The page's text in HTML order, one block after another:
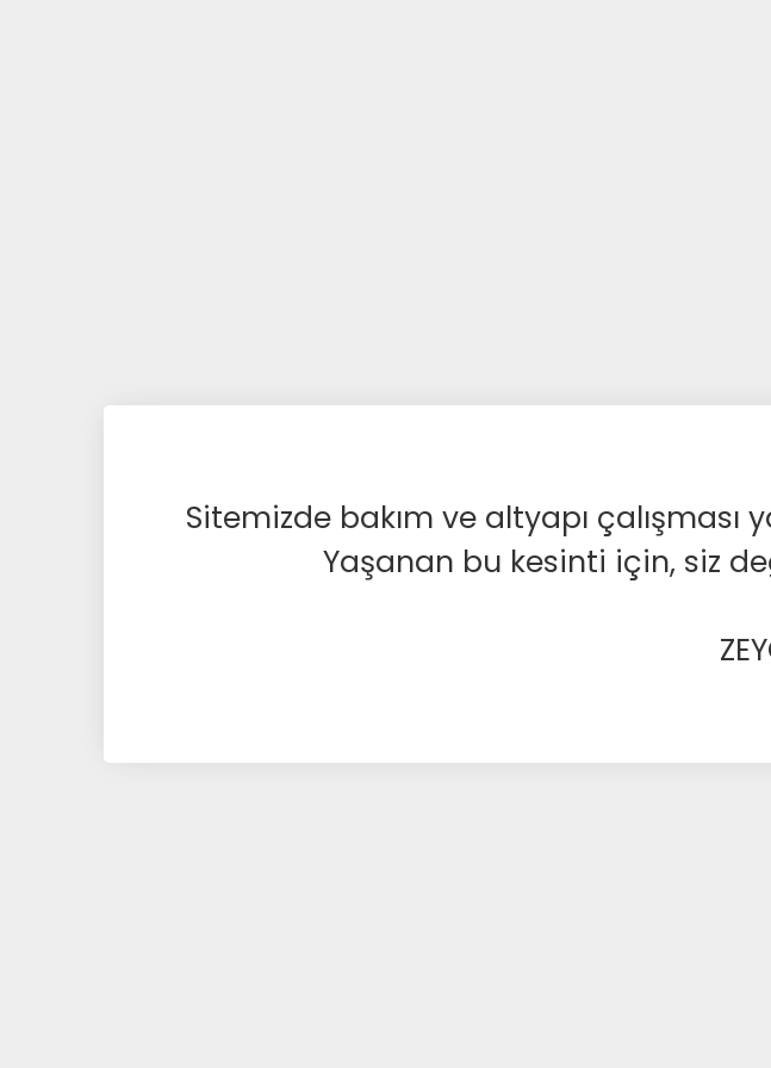
Sitemizde bakım ve altyapı çalışması
Yaşanan bu kesinti için, siz